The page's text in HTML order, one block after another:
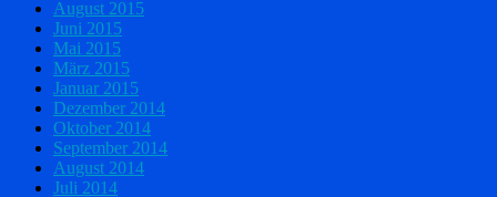
August 2015
Juni 2015
Mai 2015
März 2015
Januar 2015
Dezember 2014
Oktober 2014
September 2014
August 2014
Juli 2014